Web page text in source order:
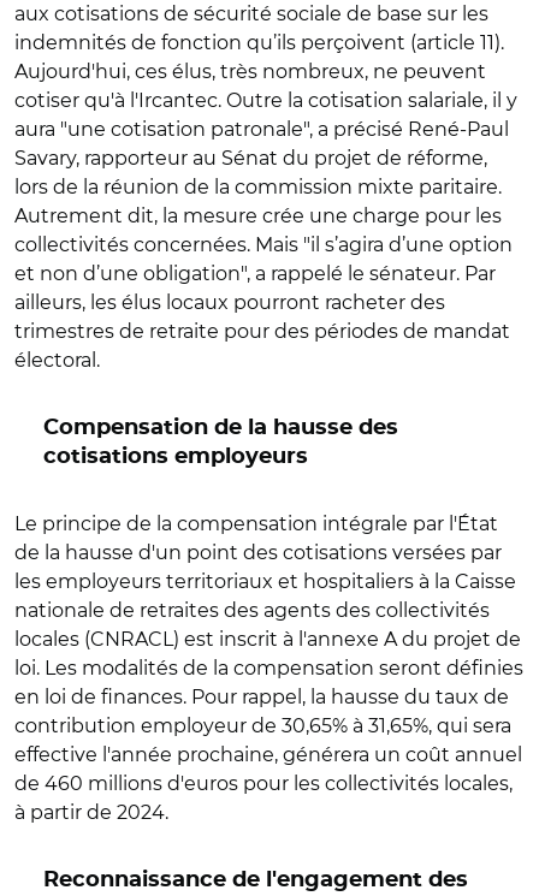
aux cotisations de sécurité sociale de base sur les
indemnités de fonction qu’ils perçoivent (article 11).
Aujourd'hui, ces élus, très nombreux, ne peuvent
cotiser qu'à l'Ircantec. Outre la cotisation salariale, il y
aura "une cotisation patronale", a précisé René-Paul
Savary, rapporteur au Sénat du projet de réforme,
lors de la réunion de la commission mixte paritaire.
Autrement dit, la mesure crée une charge pour les
collectivités concernées. Mais "il s’agira d’une option
et non d’une obligation", a rappelé le sénateur. Par
ailleurs, les élus locaux pourront racheter des
trimestres de retraite pour des périodes de mandat
électoral.
Compensation de la hausse des
cotisations employeurs
Le principe de la compensation intégrale par l'État
de la hausse d'un point des cotisations versées par
les employeurs territoriaux et hospitaliers à la Caisse
nationale de retraites des agents des collectivités
locales (CNRACL) est inscrit à l'annexe A du projet de
loi. Les modalités de la compensation seront définies
en loi de finances. Pour rappel, la hausse du taux de
contribution employeur de 30,65% à 31,65%, qui sera
effective l'année prochaine, générera un coût annuel
de 460 millions d'euros pour les collectivités locales,
à partir de 2024.
Reconnaissance de l'engagement des